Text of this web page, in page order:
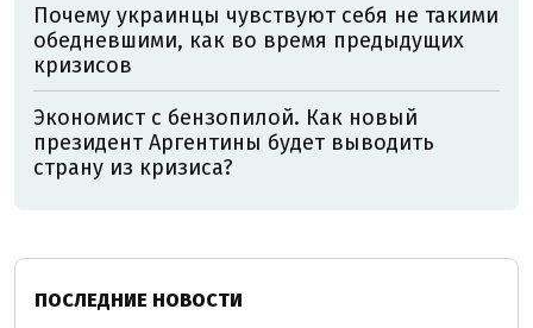
Почему украинцы чувствуют себя не такими
обедневшими, как во время предыдущих
кризисов
Экономист с бензопилой. Как новый
президент Аргентины будет выводить
страну из кризиса?
ПОСЛЕДНИЕ НОВОСТИ